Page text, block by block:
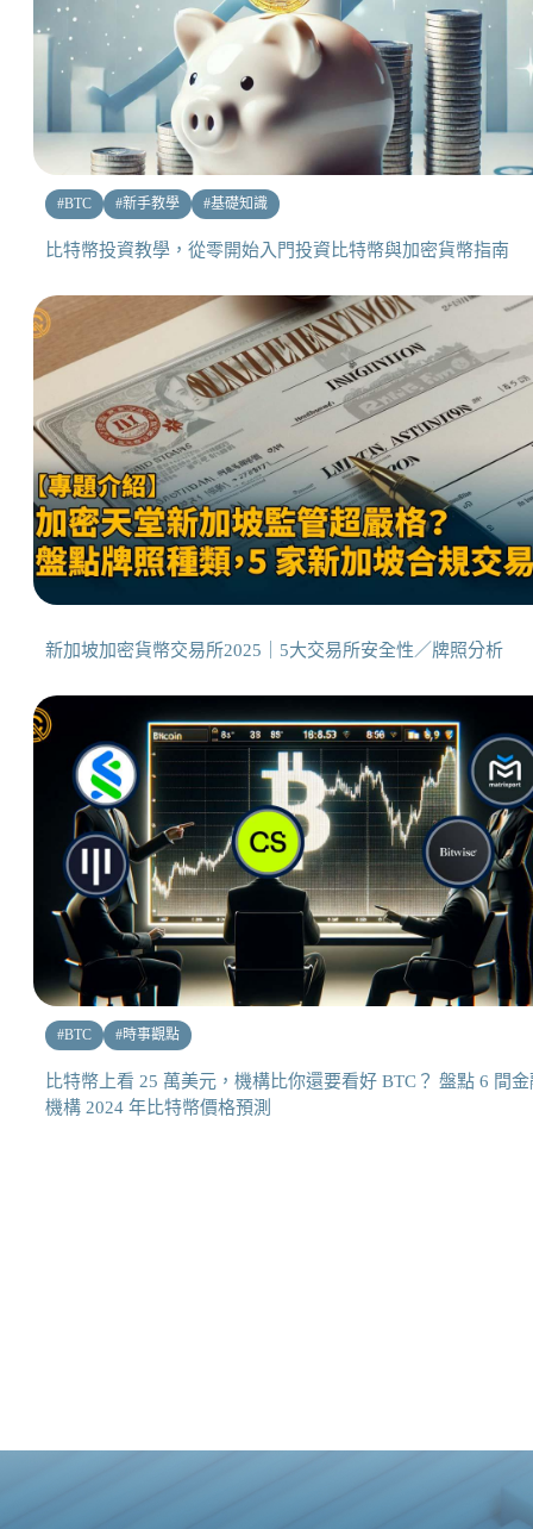
#BTC #新手教學 #基礎知識
比特幣投資教學，從零開始入門投資比特幣與加密貨幣指南
新加坡加密貨幣交易所2025｜5大交易所安全性／牌照分析
#BTC #時事觀點
比特幣上看 25 萬美元，機構比你還要看好 BTC？ 盤點 6 間金
機構 2024 年比特幣價格預測